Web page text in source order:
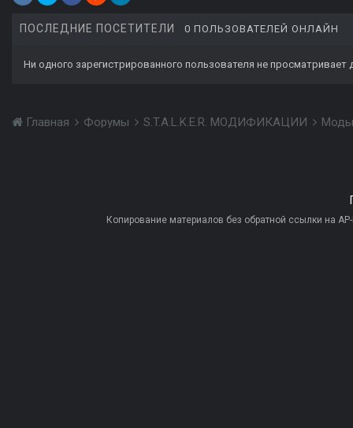
ПОСЛЕДНИЕ ПОСЕТИТЕЛИ 0 ПОЛЬЗОВАТЕЛЕЙ ОНЛАЙН
Ни одного зарегистрированного пользователя не просматривает
Главная Форумы S.T.A.L.K.E.R. МОДИФИКАЦИИ
Копирование материалов без обратной ссылки на